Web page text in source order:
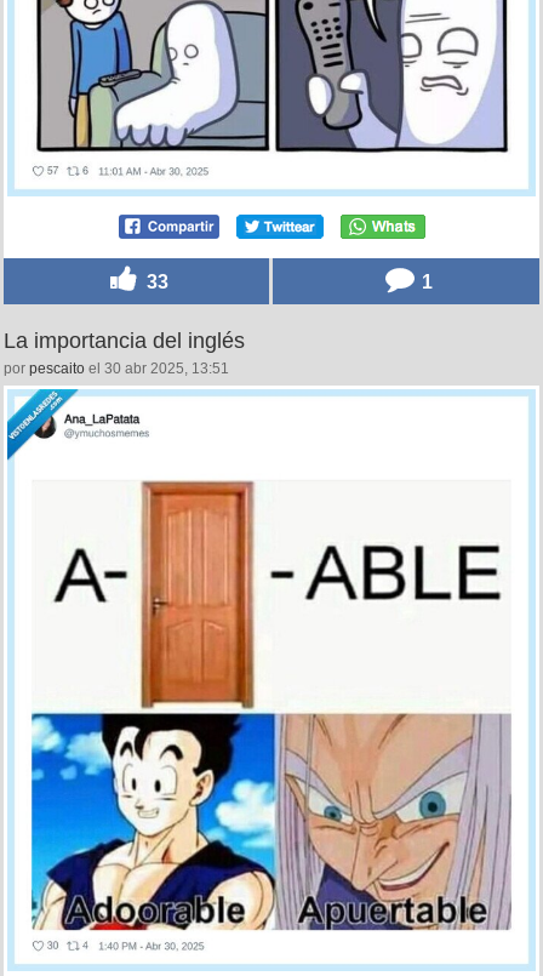
33 1
La importancia del inglés
por pescaito el 30 abr 2025, 13:51